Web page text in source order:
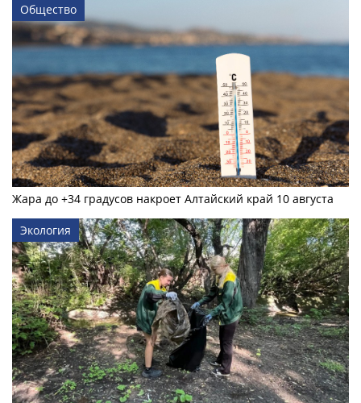
Общество
Жара до +34 градусов накроет Алтайский край 10 августа
Экология